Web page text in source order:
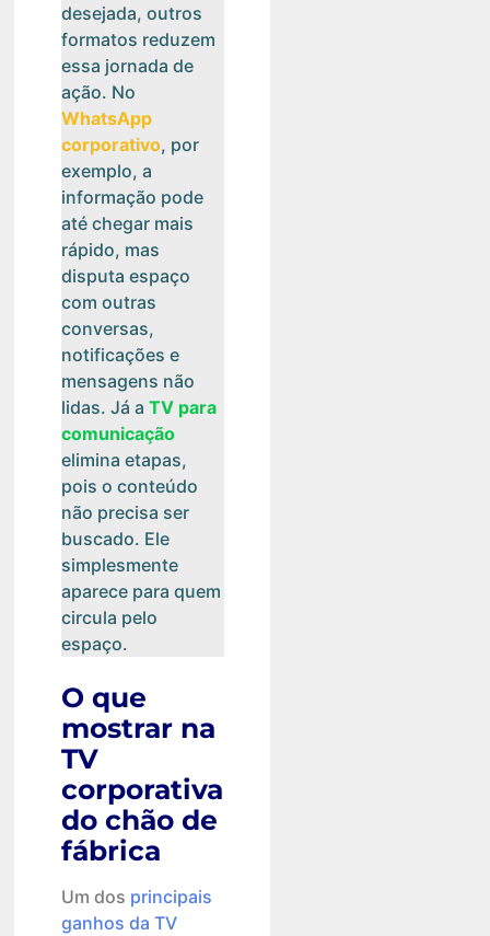
desejada, outros
formatos reduzem
essa jornada de
ação. No
WhatsApp
corporativo, por
exemplo, a
informação pode
até chegar mais
rápido, mas
disputa espaço
com outras
conversas,
notificações e
mensagens não
lidas. Já a TV para
comunicação
elimina etapas,
pois o conteúdo
não precisa ser
buscado. Ele
simplesmente
aparece para quem
circula pelo
espaço.
O que
mostrar na
TV
corporativa
do chão de
fábrica
Um dos principais
ganhos da TV